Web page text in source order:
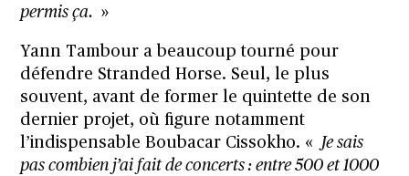
permis ça. »
Yann Tambour a beaucoup tourné pour
défendre Stranded Horse. Seul, le plus
souvent, avant de former le quintette de son
dernier projet, où figure notamment
l’indispensable Boubacar Cissokho. « Je sais
pas combien j’ai fait de concerts : entre 500 et 1000